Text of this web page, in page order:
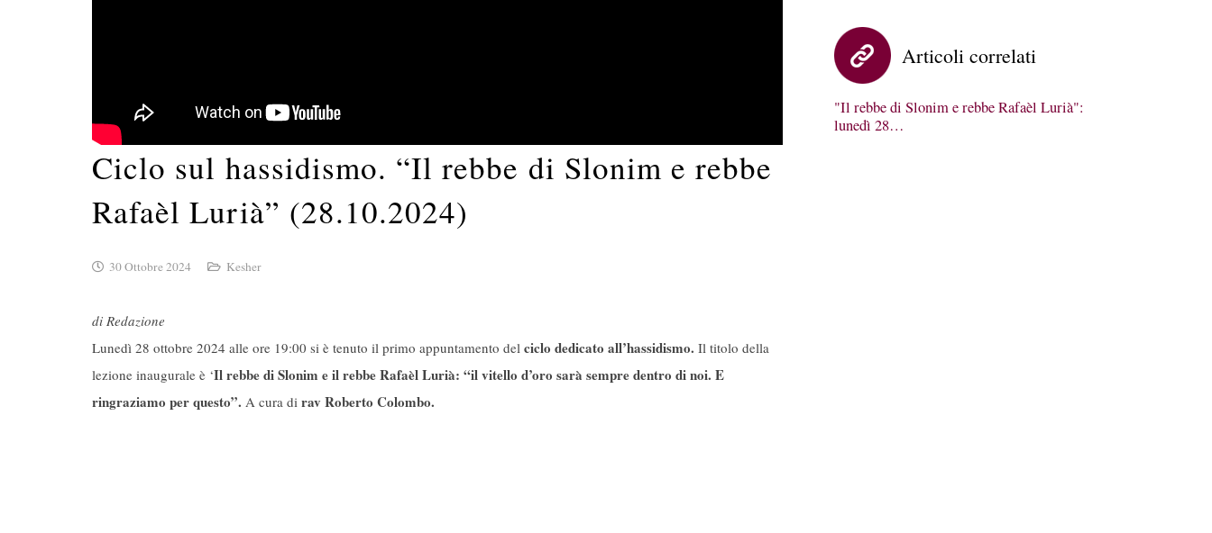
Ciclo sul hassidismo. “Il rebbe di Slonim e rebbe
Rafaèl Lurià” (28.10.2024)
30 Ottobre 2024 Kesher
di Redazione
Lunedì 28 ottobre 2024 alle ore 19:00 si è tenuto il primo appuntamento del ciclo dedicato all’hassidismo. Il titolo della
lezione inaugurale è ‘Il rebbe di Slonim e il rebbe Rafaèl Lurià: “il vitello d’oro sarà sempre dentro di noi. E
ringraziamo per questo”. A cura di rav Roberto Colombo.
Articoli correlati
"Il rebbe di Slonim e rebbe Rafaèl Lurià":
lunedì 28…